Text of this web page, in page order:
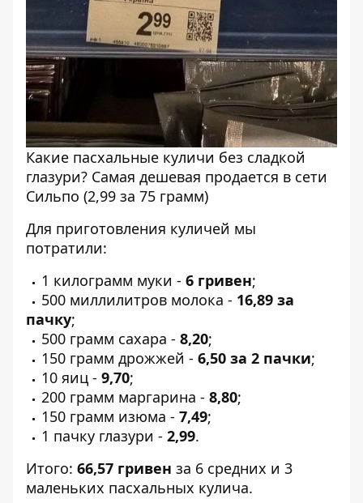
Какие пасхальные куличи без сладкой
глазури? Самая дешевая продается в сети
Сильпо (2,99 за 75 грамм)
Для приготовления куличей мы
потратили:
1 килограмм муки - 6 гривен;
500 миллилитров молока - 16,89 за
пачку;
500 грамм сахара - 8,20;
150 грамм дрожжей - 6,50 за 2 пачки;
10 яиц - 9,70;
200 грамм маргарина - 8,80;
150 грамм изюма - 7,49;
1 пачку глазури - 2,99.
Итого: 66,57 гривен за 6 средних и 3
маленьких пасхальных кулича.